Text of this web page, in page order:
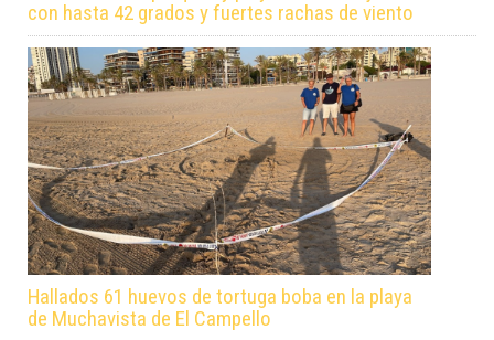
con hasta 42 grados y fuertes rachas de viento
Hallados 61 huevos de tortuga boba en la playa
de Muchavista de El Campello